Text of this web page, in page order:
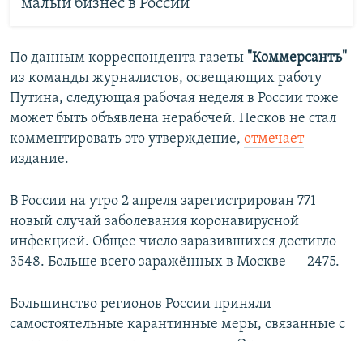
малый бизнес в России
По данным корреспондента газеты "Коммерсантъ"
из команды журналистов, освещающих работу
Путина, следующая рабочая неделя в России тоже
может быть объявлена нерабочей. Песков не стал
комментировать это утверждение, отмечает
издание.
В России на утро 2 апреля зарегистрирован 771
новый случай заболевания коронавирусной
инфекцией. Общее число заразившихся достигло
3548. Больше всего заражённых в Москве — 2475.
Большинство регионов России приняли
самостоятельные карантинные меры, связанные с